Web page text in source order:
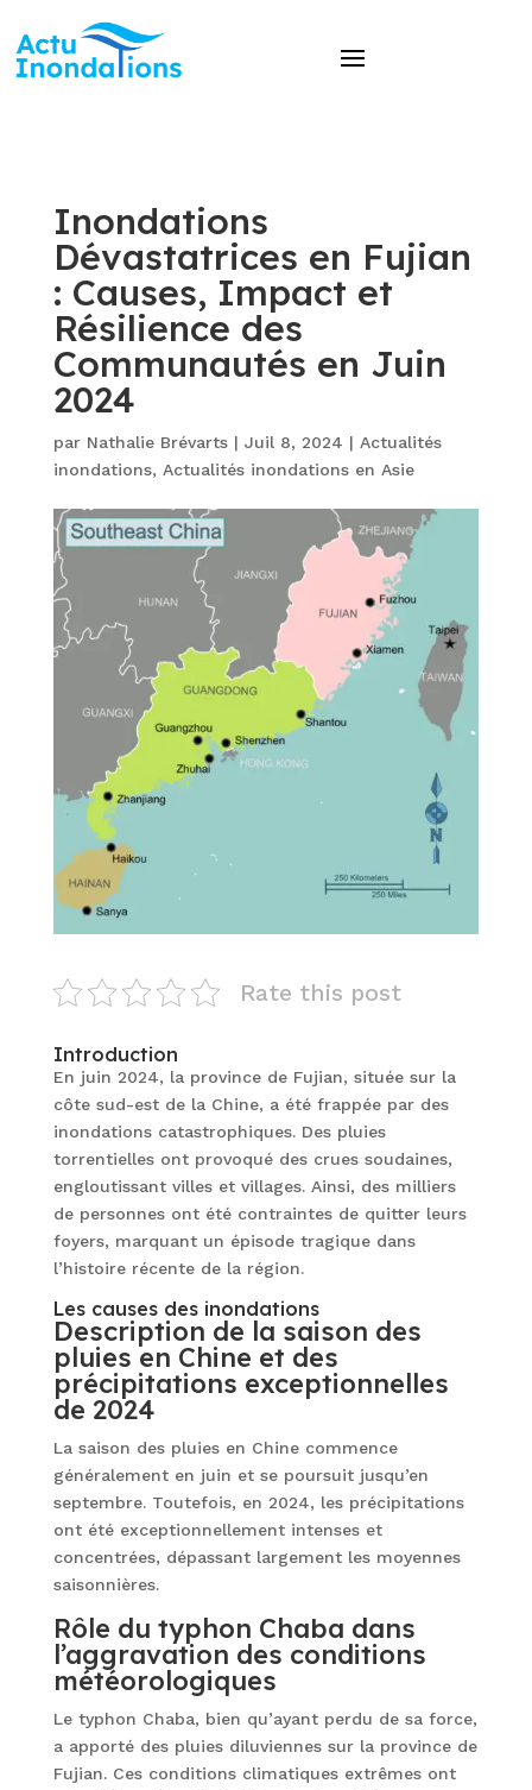
Inondations
Dévastatrices en Fujian
: Causes, Impact et
Résilience des
Communautés en Juin
2024
par Nathalie Brévarts| Juil 8, 2024 | Actualités
inondations, Actualités inondations en Asie
Rate this post
Introduction
En juin 2024, la province de Fujian, située sur la
côte sud-est de la Chine, a été frappée par des
inondations catastrophiques. Des pluies
torrentielles ont provoqué des crues soudaines,
engloutissant villes et villages. Ainsi, des milliers
de personnes ont été contraintes de quitter leurs
foyers, marquant un épisode tragique dans
l’histoire récente de la région.
Les causes des inondations
Description de la saison des
pluies en Chine et des
précipitations exceptionnelles
de 2024
La saison des pluies en Chine commence
généralement en juin et se poursuit jusqu’en
septembre. Toutefois, en 2024, les précipitations
ont été exceptionnellement intenses et
concentrées, dépassant largement les moyennes
saisonnières.
Rôle du typhon Chaba dans
l’aggravation des conditions
météorologiques
Le typhon Chaba, bien qu’ayant perdu de sa force,
a apporté des pluies diluviennes sur la province de
Fujian. Ces conditions climatiques extrêmes ont